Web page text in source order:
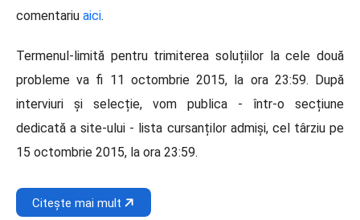
comentariu aici.
Termenul-limită pentru trimiterea soluțiilor la cele două
probleme va fi 11 octombrie 2015, la ora 23:59. După
interviuri și selecție, vom publica - într-o secțiune
dedicată a site-ului - lista cursanților admiși, cel târziu pe
15 octombrie 2015, la ora 23:59.
Citește mai mult